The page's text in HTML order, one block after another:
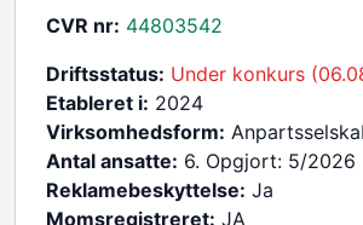
CVR nr: 44803542
Driftsstatus: Under konkurs
Etableret i: 2024
Virksomhedsform:
Antal ansatte: 6. Opgjort: 5/2026
Reklamebeskyttelse: Ja
Momsregistreret: JA